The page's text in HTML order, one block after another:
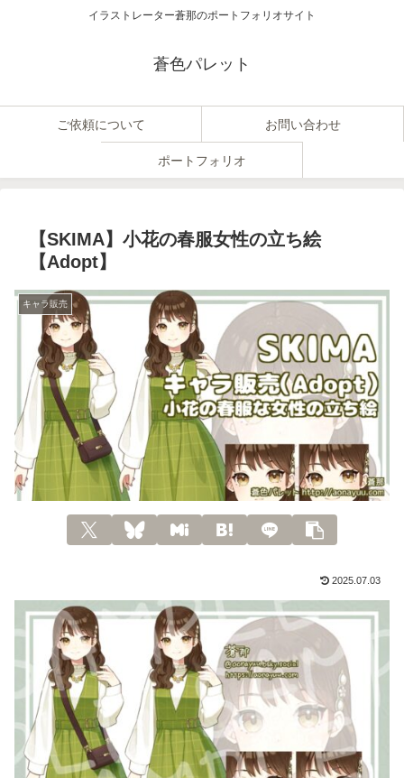
イラストレーター蒼那のポートフォリオサイト
蒼色パレット
ご依頼について お問い合わせ
ポートフォリオ
【SKIMA】小花の春服女性の立ち絵
【Adopt】
キャラ販売
2025.07.03